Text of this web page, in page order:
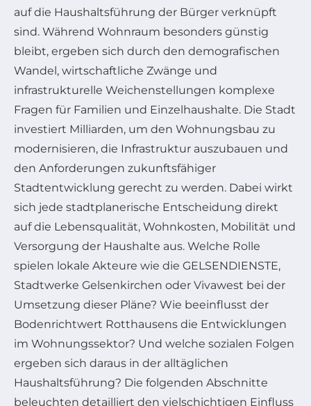
auf die Haushaltsführung der Bürger verknüpft
sind. Während Wohnraum besonders günstig
bleibt, ergeben sich durch den demografischen
Wandel, wirtschaftliche Zwänge und
infrastrukturelle Weichenstellungen komplexe
Fragen für Familien und Einzelhaushalte. Die Stadt
investiert Milliarden, um den Wohnungsbau zu
modernisieren, die Infrastruktur auszubauen und
den Anforderungen zukunftsfähiger
Stadtentwicklung gerecht zu werden. Dabei wirkt
sich jede stadtplanerische Entscheidung direkt
auf die Lebensqualität, Wohnkosten, Mobilität und
Versorgung der Haushalte aus. Welche Rolle
spielen lokale Akteure wie die GELSENDIENSTE,
Stadtwerke Gelsenkirchen oder Vivawest bei der
Umsetzung dieser Pläne? Wie beeinflusst der
Bodenrichtwert Rotthausens die Entwicklungen
im Wohnungssektor? Und welche sozialen Folgen
ergeben sich daraus in der alltäglichen
Haushaltsführung? Die folgenden Abschnitte
beleuchten detailliert den vielschichtigen Einfluss